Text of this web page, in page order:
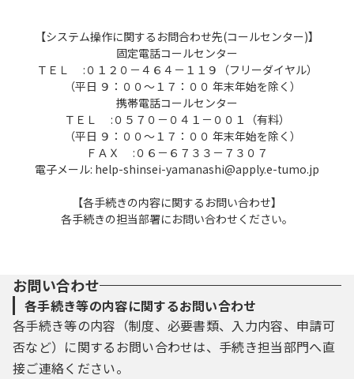
【システム操作に関するお問合わせ先(コールセンター)】
固定電話コールセンター
ＴＥＬ :０１２０－４６４－１１９（フリーダイヤル）
（平日 ９：００～１７：００ 年末年始を除く）
携帯電話コールセンター
ＴＥＬ :０５７０－０４１－００１（有料）
（平日 ９：００～１７：００ 年末年始を除く）
ＦＡＸ :０６－６７３３－７３０７
電子メール: help-shinsei-yamanashi@apply.e-tumo.jp
【各手続きの内容に関するお問い合わせ】
各手続きの担当部署にお問い合わせください。
お問い合わせ
各手続き等の内容に関するお問い合わせ
各手続き等の内容（制度、必要書類、入力内容、申請可
否など）に関するお問い合わせは、手続き担当部門へ直
接ご連絡ください。